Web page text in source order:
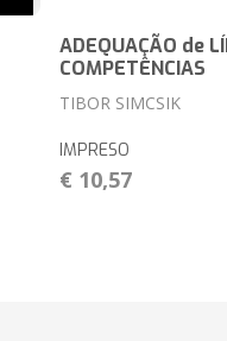
ADEQUAÇÃO de
COMPETÊNCIAS
TIBOR SIMCSIK
IMPRESO
€ 10,57